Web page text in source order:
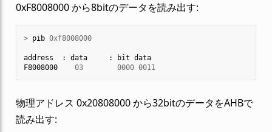
0xF8008000 から8bitのデータを読み出す:
> pib 0xf8008000
address : data : bit data
F8008000
03 0000 0011
物理アドレス 0x20808000 から32bitのデータをAHBで
読み出す: